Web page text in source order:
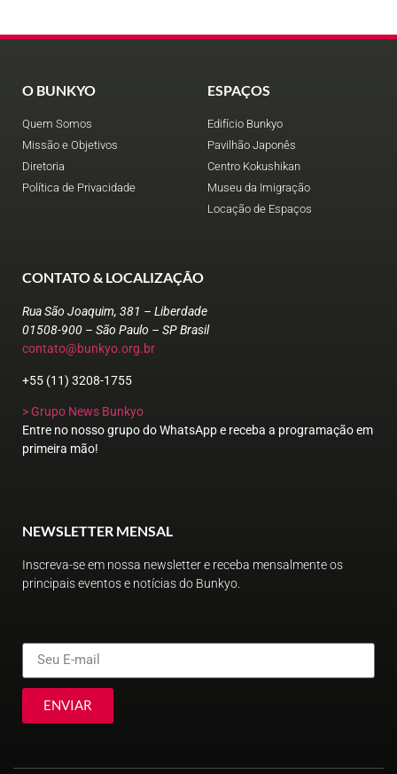
O BUNKYO
Quem Somos
Missão e Objetivos
Diretoria
Política de Privacidade
ESPAÇOS
Edifício Bunkyo
Pavilhão Japonês
Centro Kokushikan
Museu da Imigração
Locação de Espaços
CONTATO & LOCALIZAÇÃO
Rua São Joaquim, 381 – Liberdade
01508-900 – São Paulo – SP Brasil
contato@bunkyo.org.br
+55 (11) 3208-1755
> Grupo News Bunkyo
Entre no nosso grupo do WhatsApp e receba a programação em
primeira mão!
NEWSLETTER MENSAL
Inscreva-se em nossa newsletter e receba mensalmente os
principais eventos e notícias do Bunkyo.
ENVIAR